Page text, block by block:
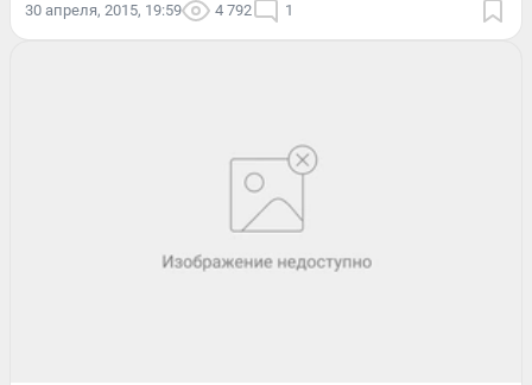
30 апреля, 2015, 19:59 4 792 1